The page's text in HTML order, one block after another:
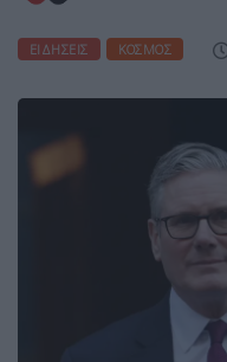
ΕΙΔΉΣΕΙΣ ΚΌΣΜΟΣ